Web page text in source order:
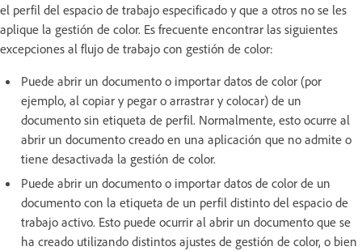
el perfil del espacio de trabajo especificado y que a otros no se les
aplique la gestión de color. Es frecuente encontrar las siguientes
excepciones al flujo de trabajo con gestión de color:
Puede abrir un documento o importar datos de color (por
ejemplo, al copiar y pegar o arrastrar y colocar) de un
documento sin etiqueta de perfil. Normalmente, esto ocurre al
abrir un documento creado en una aplicación que no admite o
tiene desactivada la gestión de color.
Puede abrir un documento o importar datos de color de un
documento con la etiqueta de un perfil distinto del espacio de
trabajo activo. Esto puede ocurrir al abrir un documento que se
ha creado utilizando distintos ajustes de gestión de color, o bien